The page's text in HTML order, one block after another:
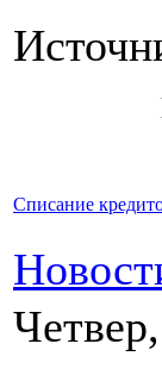
Списание